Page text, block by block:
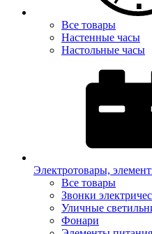
Все товары
Настенные часы
Настольные часы
Электротовары,
Все товары
Звонки
Уличные
Фонари